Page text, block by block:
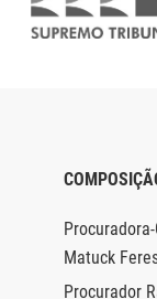
Matuck
Procurador